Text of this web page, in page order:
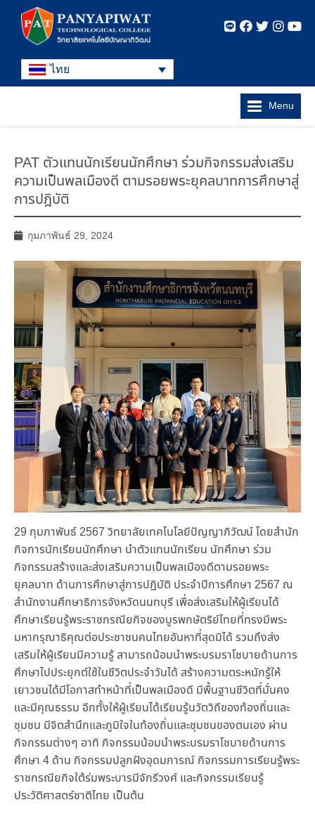
ไทย
Menu
PAT ตัวแทนนักเรียนนักศึกษา ร่วมกิจกรรมส่งเสริม
ความเป็นพลเมืองดี ตามรอยพระยุคลบาทการศึกษาสู่
การปฎิบัติ
กุมภาพันธ์ 29, 2024
29 กุมภาพันธ์ 2567 วิทยาลัยเทคโนโลยีปัญญาภิวัฒน์ โดยสำนัก
กิจการนักเรียนนักศึกษา นำตัวแทนนักเรียน นักศึกษา ร่วม
กิจกรรมสร้างและส่งเสริมความเป็นพลเมืองดีตามรอยพระ
ยุคลบาท ด้านการศึกษาสู่การปฎิบัติ ประจำปีการศึกษา 2567 ณ
สำนักงานศึกษาธิการจังหวัดนนทบุรี เพื่อส่งเสริมให้ผู้เรียนได้
ศึกษาเรียนรู้พระราชกรณียกิจของบูรพกษัตริย์ไทยที่ทรงมีพระ
มหากรุณาธิคุณต่อประชาชนคนไทยอันหาที่สุดมิได้ รวมถึงส่ง
เสริมให้ผู้เรียนมีความรู้ สามารถน้อมนำพระบรมราโชบายด้านการ
ศึกษาไปประยุกต์ใช้ในชีวิตประจำวันได้ สร้างความตระหนักรู้ให้
เยาวชนได้มีโอกาสทำหน้าที่เป็นพลเมืองดี มีพื้นฐานชีวิตที่มั่นคง
และมีคุณธรรม อีกทั้งให้ผู้เรียนได้เรียนรู้นวัตวิถีของท้องถิ่นและ
ชุมชน มีจิตสำนึกและภูมิใจในท้องถิ่นและชุมชนของตนเอง ผ่าน
กิจกรรมต่างๆ อาทิ กิจกรรมน้อมนำพระบรมราโชบายด้านการ
ศึกษา 4 ด้าน กิจกรรมปลูกฝังอุดมการณ์ กิจกรรมการเรียนรู้พระ
ราชกรณียกิจใต้ร่มพระบารมีจักรีวงศ์ และกิจกรรมเรียนรู้
ประวัติศาสตร์ชาติไทย เป็นต้น